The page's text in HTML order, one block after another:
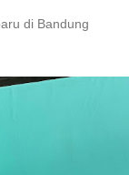
di Bandung